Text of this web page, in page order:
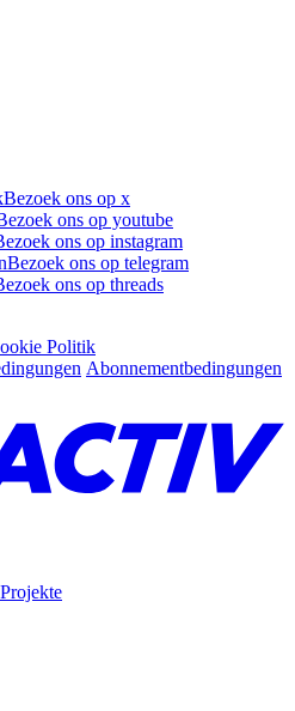
Bezoek ons op x
ons op youtube
ons op instagram
Bezoek ons op telegram
ons op threads
Politik
Abonnementbedingungen